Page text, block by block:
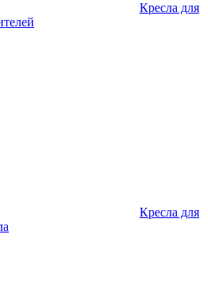
Кресла для
Кресла для